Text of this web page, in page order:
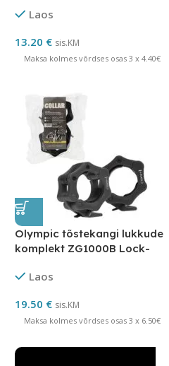
Laos
13.20 € sis.KM
Maksa kolmes võrdses osas 3 x 4.40€
Olympic tõstekangi lukkude
komplekt ZG1000B Lock-
Laos
19.50 € sis.KM
Maksa kolmes võrdses osas 3 x 6.50€